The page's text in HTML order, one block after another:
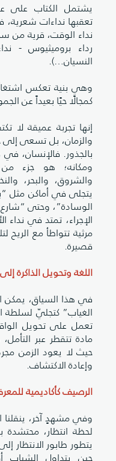
يشتمل الكتاب على
تعقبها نداءات شعرية،
نداء الوقت، قرية من
رداء بروميثيوس -
النسيان…).
وهي بنية تعكس
كمجالًا حيًا بعيداً عن
إنها تجربة عميقة لا
والزمان، بل تسعى إلى
بالجذور. فالإنسان،
ومكانه؛ هو جزء من
والشروق، والبحر،
يتجلى في أماكن مثل
الوسادة”، وحتى “شارع
الإجراء، تمتد في
مرثية تتواطأ مع الريح
قصيرة.
اللغة وتحويل الذاكرة إلى
في هذا السياق، يمكن
الغياب” كتجليّ لسلطة
تعمل على تحويل
مادة تتقطر عبر
حيث لا يعود الزمن مجرد
وإعادة الاكتشاف.
الرصيف كأكاديمية
وفي مشهدٍ آخر، ينقلنا
لحظة انتظار، محتشدة
يتطور طابور الانتظار
حين يتداول الشباب